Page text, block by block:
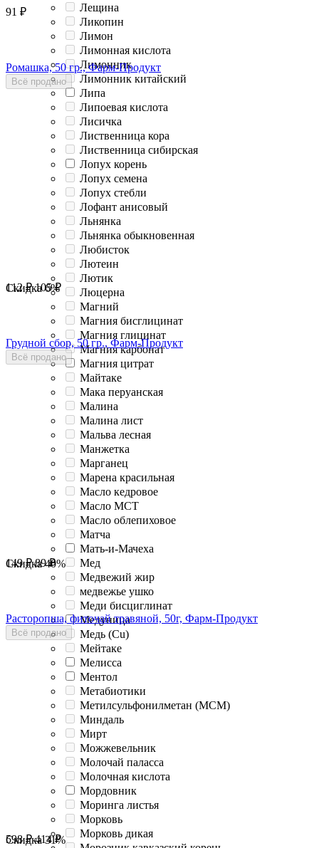
Лещина
Ликопин
Лимон
Лимонная кислота
Лимонник
Лимонник китайский
Липа
Липоевая кислота
Лисичка
Лиственница кора
Лиственница сибирская
Лопух корень
Лопух семена
Лопух стебли
Лофант анисовый
Льнянка
Льнянка обыкновенная
Любисток
Лютеин
Лютик
Люцерна
Магний
Магния бисглицинат
Магния глицинат
Магния карбонат
Магния цитрат
Майтаке
Мака перуанская
Малина
Малина лист
Мальва лесная
Манжетка
Марганец
Марена красильная
Масло кедровое
Масло МСТ
Масло облепиховое
Матча
Мать-и-Мачеха
Мед
Медвежий жир
медвежье ушко
Меди бисциглинат
Медуница
Медь (Cu)
Мейтаке
Мелисса
Ментол
Метабиотики
Метилсульфонилметан (МСМ)
Миндаль
Мирт
Можжевельник
Молочай паласса
Молочная кислота
Мордовник
Моринга листья
Морковь
Морковь дикая
91 ₽
Ромашка, 50 гр., Фарм-Продукт
Всё продано
Скидка6%
112 ₽ 105 ₽
Грудной сбор, 50 гр., Фарм-Продукт
Всё продано
Скидка40%
149 ₽ 89 ₽
Расторопша, фиточай травяной, 50г, Фарм-Продукт
Всё продано
Скидка31%
598 ₽ 414 ₽